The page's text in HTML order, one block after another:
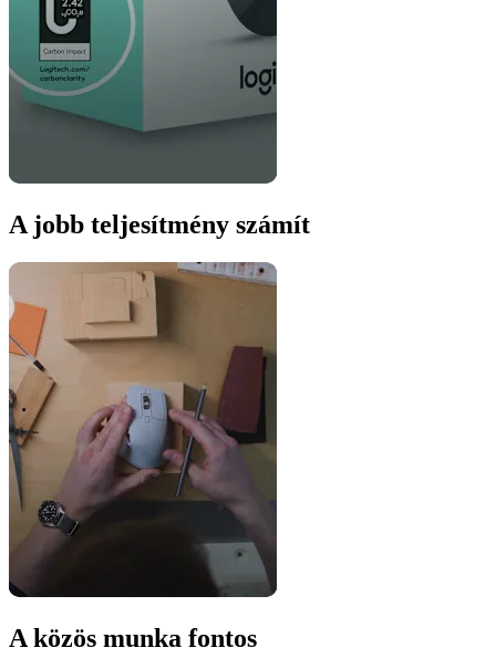
A jobb teljesítmény számít
A közös munka fontos